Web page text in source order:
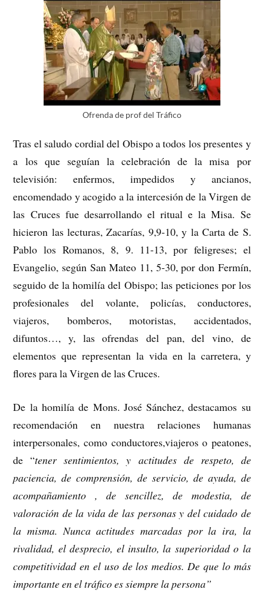
Ofrenda de prof del Tráfico
Tras el saludo cordial del Obispo a todos los presentes y
a los que seguían la celebración de la misa por
televisión: enfermos, impedidos y ancianos,
encomendado y acogido a la intercesión de la Virgen de
las Cruces fue desarrollando el ritual e la Misa. Se
hicieron las lecturas, Zacarías, 9,9-10, y la Carta de S.
Pablo los Romanos, 8, 9. 11-13, por feligreses; el
Evangelio, según San Mateo 11, 5-30, por don Fermín,
seguido de la homilía del Obispo; las peticiones por los
profesionales del volante, policías, conductores,
viajeros, bomberos, motoristas, accidentados,
difuntos…, y, las ofrendas del pan, del vino, de
elementos que representan la vida en la carretera, y
flores para la Virgen de las Cruces.
De la homilía de Mons. José Sánchez, destacamos su
recomendación en nuestra relaciones humanas
interpersonales, como conductores,viajeros o peatones,
de “tener sentimientos, y actitudes de respeto, de
paciencia, de comprensión, de servicio, de ayuda, de
acompañamiento , de sencillez, de modestia, de
valoración de la vida de las personas y del cuidado de
la misma. Nunca actitudes marcadas por la ira, la
rivalidad, el desprecio, el insulto, la superioridad o la
competitividad en el uso de los medios. De que lo más
importante en el tráfico es siempre la persona”